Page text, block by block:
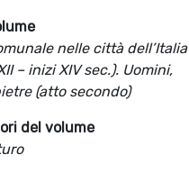
nelle città dell’Italia
– inizi XIV sec.). Uomini,
(atto secondo)
del volume